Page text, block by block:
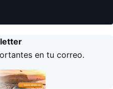
en tu correo.